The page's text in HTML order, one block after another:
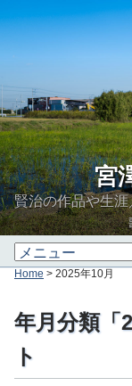
宮
賢治の作品や生
Home > 2025年10月
年月分類「
ト